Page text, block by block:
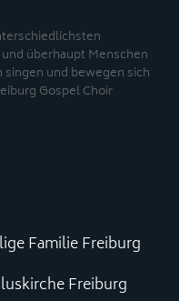
überhaupt Menschen
und bewegen sich
Gospel Choir
Familie Freiburg
Freiburg